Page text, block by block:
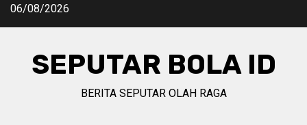
Skip06/08/2026
SEPUTAR BOLA ID
BERITA SEPUTAR OLAH RAGA